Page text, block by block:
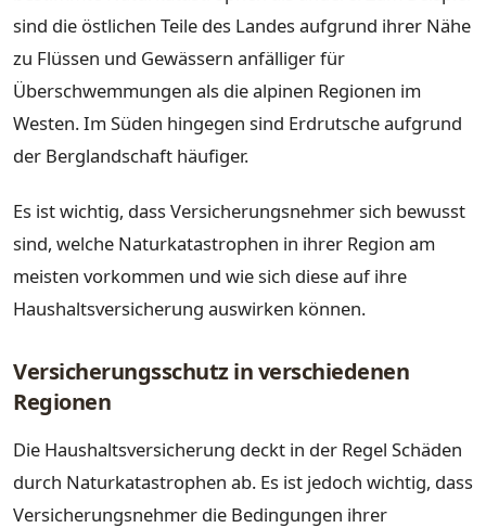
sind die östlichen Teile des Landes aufgrund ihrer Nähe
zu Flüssen und Gewässern anfälliger für
Überschwemmungen als die alpinen Regionen im
Westen. Im Süden hingegen sind Erdrutsche aufgrund
der Berglandschaft häufiger.
Es ist wichtig, dass Versicherungsnehmer sich bewusst
sind, welche Naturkatastrophen in ihrer Region am
meisten vorkommen und wie sich diese auf ihre
Haushaltsversicherung auswirken können.
Versicherungsschutz in verschiedenen
Regionen
Die Haushaltsversicherung deckt in der Regel Schäden
durch Naturkatastrophen ab. Es ist jedoch wichtig, dass
Versicherungsnehmer die Bedingungen ihrer